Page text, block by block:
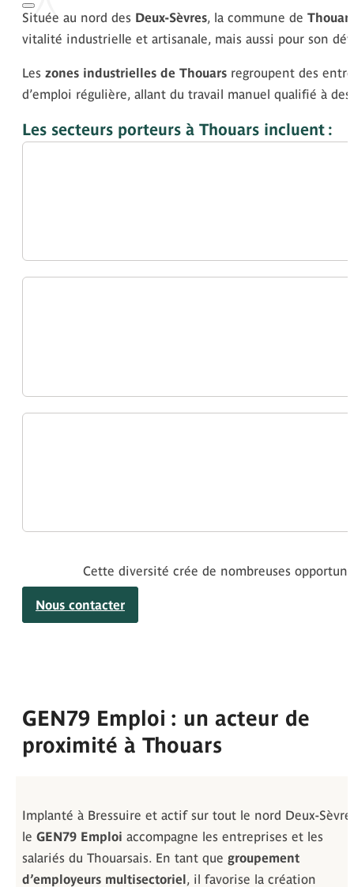
Située au nord des Deux-Sèvres, la commune de Thouars
vitalité industrielle et artisanale, mais aussi pour son
Les zones industrielles de Thouars regroupent des
d’emploi régulière, allant du travail manuel qualifié à
Les secteurs porteurs à Thouars incluent :
Cette diversité crée de nombreuses
Nous contacter
GEN79 Emploi : un acteur de
proximité à Thouars
Implanté à Bressuire et actif sur tout le nord Deux-
le GEN79 Emploi accompagne les entreprises et les
salariés du Thouarsais. En tant que groupement
d’employeurs multisectoriel, il favorise la création